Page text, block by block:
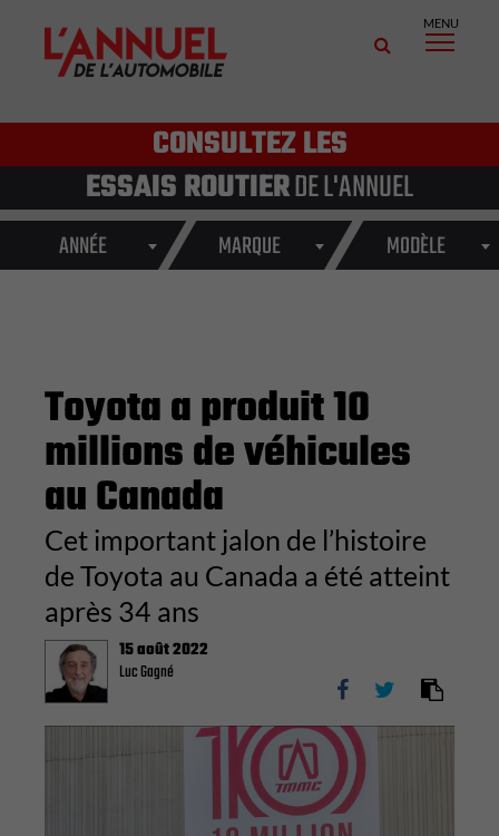
MENU
CONSULTEZ LES
ESSAIS ROUTIERDE L'ANNUEL
ANNÉE MARQUE MODÈLE
Toyota a produit 10
millions de véhicules
au Canada
Cet important jalon de l’histoire
de Toyota au Canada a été atteint
après 34 ans
15 août 2022
Luc Gagné